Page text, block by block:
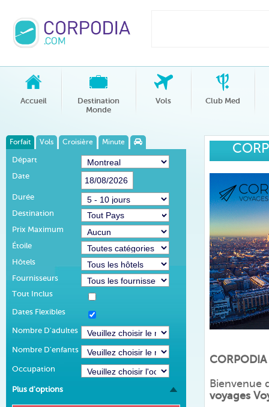
Accueil
Destination
Monde
Vols Club Med
Forfait Vols Croisière Minute
Départ
Date
Durée
Destination
Prix Maximum
Étoile
Hôtels
Fournisseurs
Tout Inclus
Dates Flexibles
Nombre D'adultes
Nombre D'enfants
Occupation
Plus d'options
CORPODIA
Bienvenue
voyages